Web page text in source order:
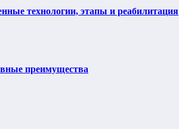
технологии, этапы и реабилитация
преимущества